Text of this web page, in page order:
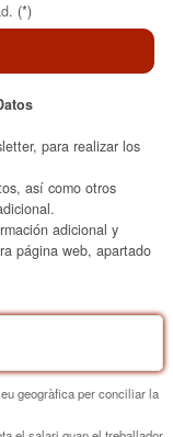
. (*)
para realizar los
así como otros
adicional y
página web, apartado
geogràfica per conciliar la